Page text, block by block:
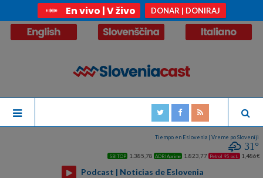
En vivo | V živo DONAR | DONIRAJ
Tiempo en Eslovenia | Vreme po Sloveniji
31°
SBITOP 1.385,78 ADRIAprime 1.823,77 Petrol 95 oct. 1,486€
Podcast | Noticias de Eslovenia